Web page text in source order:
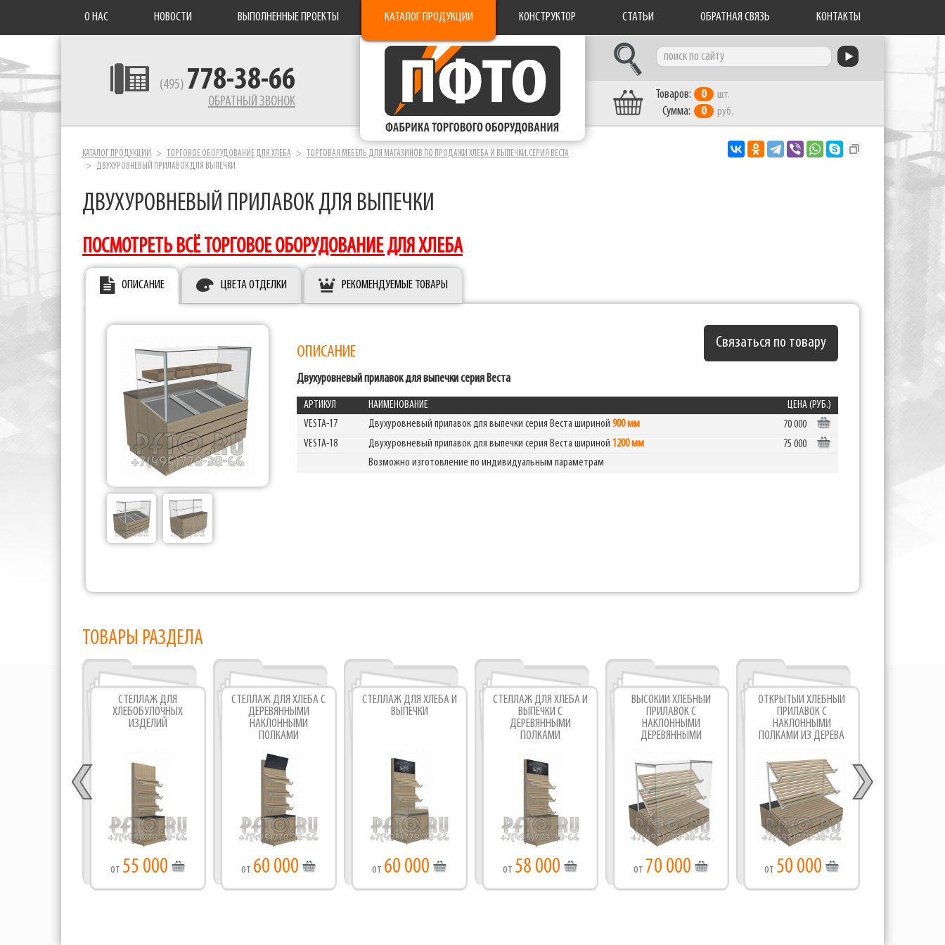
О НАС НОВОСТИ ВЫПОЛНЕННЫЕ ПРОЕКТЫ КАТАЛОГ ПРОДУКЦИИ КОНСТРУКТОР СТАТЬИ ОБРАТНАЯ СВЯЗЬ КОНТАКТЫ
(495) 778-38-66
ОБРАТНЫЙ ЗВОНОК
Фабрика торгового оборудования
Товаров: 0 шт.
Сумма: 0 руб.
КАТАЛОГ ПРОДУКЦИИ ТОРГОВОЕ ОБОРУДОВАНИЕ ДЛЯ ХЛЕБА
ТОРГОВАЯ МЕБЕЛЬ ДЛЯ МАГАЗИНОВ ПО ПРОДАЖИ ХЛЕБА И ВЫПЕЧКИ.СЕРИЯ ВЕСТА
ДВУХУРОВНЕВЫЙ ПРИЛАВОК ДЛЯ ВЫПЕЧКИ
ДВУХУРОВНЕВЫЙ ПРИЛАВОК ДЛЯ ВЫПЕЧКИ
ПОСМОТРЕТЬ ВСЁ ТОРГОВОЕ ОБОРУДОВАНИЕ ДЛЯ ХЛЕБА
ОПИСАНИЕ ЦВЕТА ОТДЕЛКИ РЕКОМЕНДУЕМЫЕ ТОВАРЫ
Связаться по товару
ОПИСАНИЕ
Двухуровневый прилавок для выпечки серия Веста
АРТИКУЛ НАИМЕНОВАНИЕ
ЦЕНА (РУБ.)
VESTA-17
Двухуровневый прилавок для выпечки серия Веста шириной 900 мм
70 000
VESTA-18
Двухуровневый прилавок для выпечки серия Веста шириной 1200 мм
75 000
Возможно изготовление по индивидуальным параметрам
ТОВАРЫ РАЗДЕЛА
СТЕЛЛАЖ ДЛЯ
ХЛЕБОБУЛОЧНЫХ
ИЗДЕЛИЙ
от 55 000
СТЕЛЛАЖ ДЛЯ ХЛЕБА C
ДЕРЕВЯННЫМИ
НАКЛОННЫМИ
ПОЛКАМИ
от 60 000
СТЕЛЛАЖ ДЛЯ ХЛЕБА И
ВЫПЕЧКИ
от 60 000
СТЕЛЛАЖ ДЛЯ ХЛЕБА И
ВЫПЕЧКИ С
ДЕРЕВЯННЫМИ
ПОЛКАМИ
от 58 000
ВЫСОКИЙ ХЛЕБНЫЙ
ПРИЛАВОК С
НАКЛОННЫМИ
ДЕРЕВЯННЫМИ
от 70 000
ОТКРЫТЫЙ ХЛЕБНЫЙ
ПРИЛАВОК С
НАКЛОННЫМИ
ПОЛКАМИ ИЗ ДЕРЕВА
от 50 000